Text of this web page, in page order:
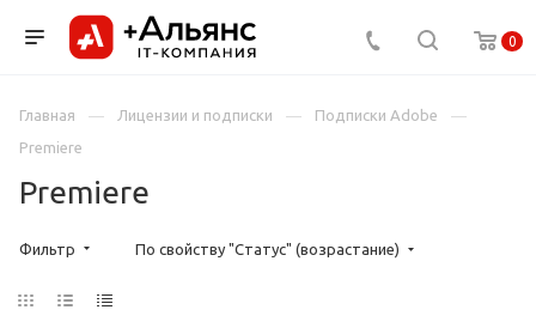
0
Главная Лицензии и подписки
Подписки Adobe
Premiere
Premiere
Фильтр По свойству "Статус" (возрастание)